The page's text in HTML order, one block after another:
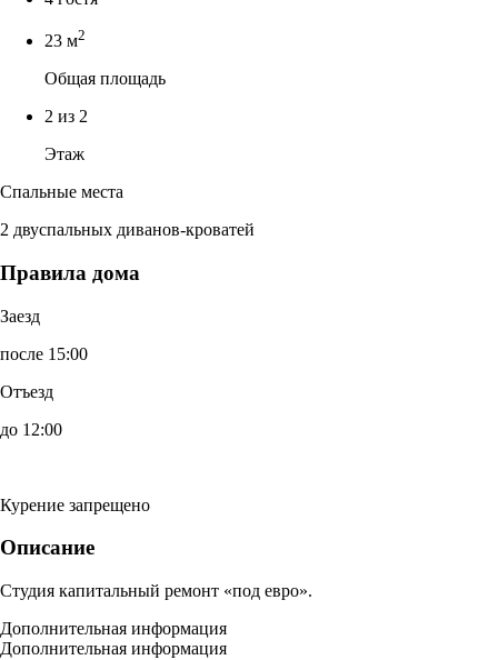
23 м2
Общая площадь
2 из 2
Этаж
Спальные места
2 двуспальных диванов-кроватей
Правила дома
Заезд
после 15:00
Отъезд
до 12:00
Курение запрещено
Описание
Студия капитальный ремонт «под евро».
Дополнительная информация
Дополнительная информация